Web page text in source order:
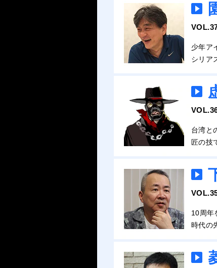
少年ア
シリア
台湾と
匠の技
10周年
時代の